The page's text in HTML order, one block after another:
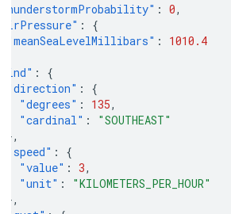
"thunderstormProbability" : 0,
"airPressure" :
{
"meanSeaLevelMillibars" :
1010.4
"wind" :
{
"direction" :
{
"degrees" : 135,
"cardinal" :
"SOUTHEAST"
},
"speed" :
{
"value" : 3,
"unit" :
"KILOMETERS_PER_HOUR"
},